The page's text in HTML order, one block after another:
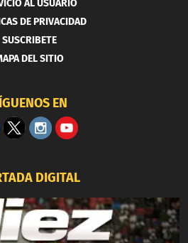
AL USUARIO
DE PRIVACIDAD
SUSCRIBETE
DEL SITIO
EN
DIGITAL